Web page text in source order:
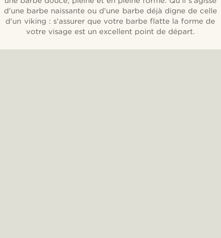
d'une barbe naissante ou d'une barbe déjà digne de celle
d'un viking : s'assurer que votre barbe flatte la forme de
votre visage est un excellent point de départ.